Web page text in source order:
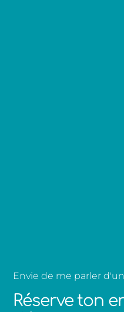
Envie de me parler
Réserve ton